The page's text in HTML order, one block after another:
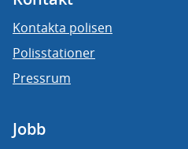
Kontakta polisen
Polisstationer
Pressrum
Jobb